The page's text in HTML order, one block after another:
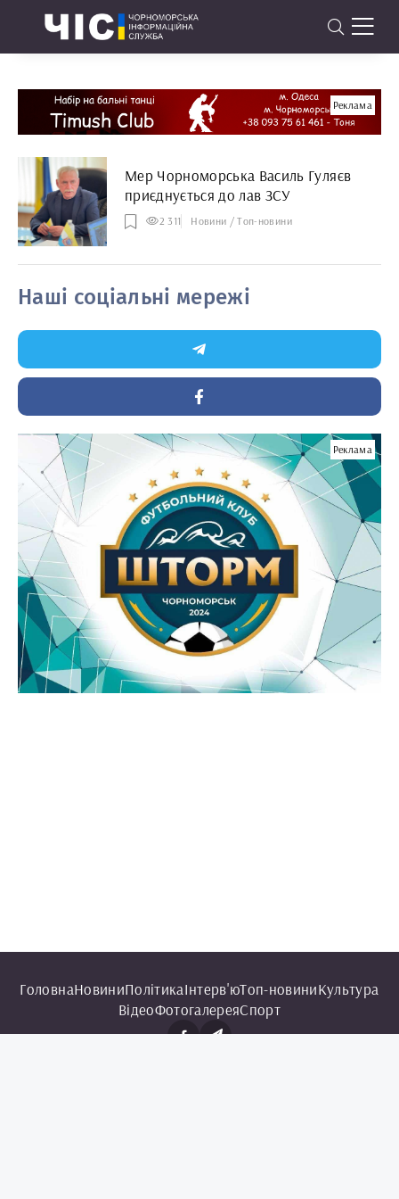
Реклама
Мер Чорноморська Василь Гуляєв
приєднується до лав ЗСУ
2 311 Новини / Топ-новини
Наші соціальні мережі
Реклама
ГоловнаНовиниПолітикаІнтерв'юТоп-новиниКультура
ВідеоФотогалереяСпорт